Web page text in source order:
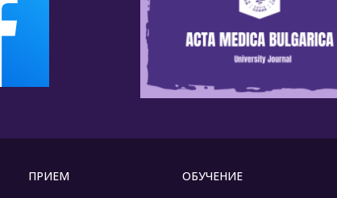
ПРИЕМ ОБУЧЕНИЕ